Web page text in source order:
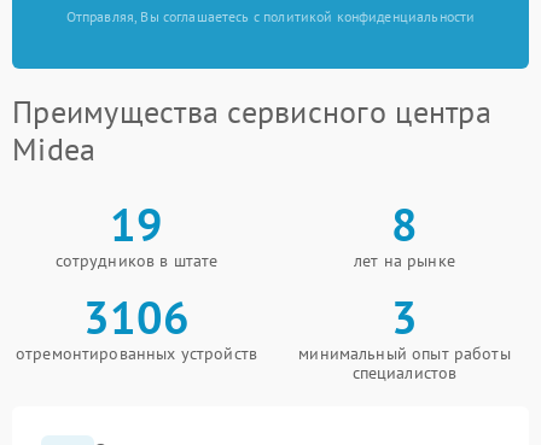
Отправляя, Вы соглашаетесь с политикой конфиденциальности
Преимущества сервисного центра
Midea
19
сотрудников в штате
8
лет на рынке
3106
отремонтированных устройств
3
минимальный опыт работы
специалистов